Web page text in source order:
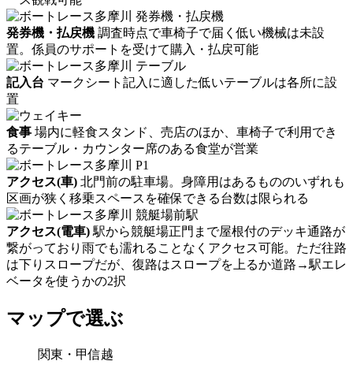
発券機・払戻機 調査時点で車椅子で届く低い機械は未設
置。係員のサポートを受けて購入・払戻可能
記入台 マークシート記入に適した低いテーブルは各所に設
置
食事 場内に軽食スタンド、売店のほか、車椅子で利用でき
るテーブル・カウンター席のある食堂が営業
アクセス(車) 北門前の駐車場。身障用はあるもののいずれも
区画が狭く移乗スペースを確保できる台数は限られる
アクセス(電車) 駅から競艇場正門まで屋根付のデッキ通路が
繋がっており雨でも濡れることなくアクセス可能。ただ往路
は下りスロープだが、復路はスロープを上るか道路→駅エレ
ベータを使うかの2択
マップで選ぶ
関東・甲信越